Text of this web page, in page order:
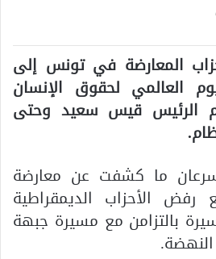
المعارضة في تونس إلى
العالمي لحقوق الإنسان
الرئيس قيس سعيد وحتى
ما كشفت عن معارضة
الأحزاب الديمقراطية
بالتزامن مع مسيرة جبهة